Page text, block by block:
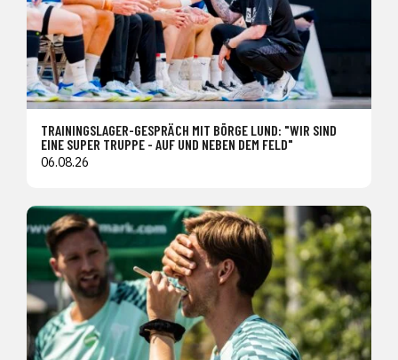
TRAININGSLAGER-GESPRÄCH MIT BÖRGE LUND: "WIR SIND
EINE SUPER TRUPPE - AUF UND NEBEN DEM FELD"
06.08.26